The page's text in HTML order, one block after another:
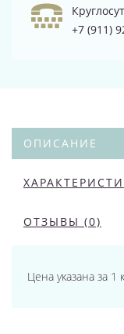
+7 (911)
ОПИСАНИЕ
ОТЗЫВЫ (0)
Цена указана за 1